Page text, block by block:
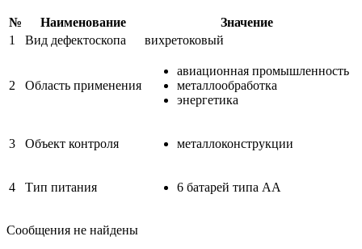
№ Наименование
Значение
1
Вид дефектоскопа вихретоковый
2 Область применения
авиационная промышленность
металлообработка
энергетика
3 Объект контроля металлоконструкции
4 Тип питания 6 батарей типа АА
Сообщения не найдены